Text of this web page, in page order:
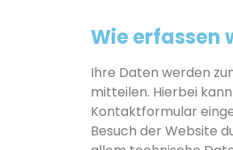
Wie erfassen
Ihre Daten werden
mitteilen. Hierbei
Kontaktformular
Besuch der Website